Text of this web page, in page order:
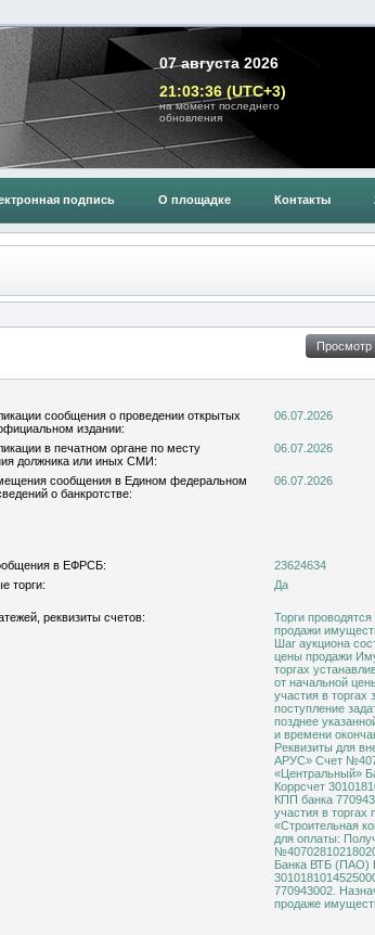
07 августа 2026
21:03:36 (UTC+3)
на момент последнего
обновления
подпись О площадке Контакты
сообщения о проведении открытых
издании:
06.07.2026
в печатном органе по месту
должника или иных СМИ:
06.07.2026
сообщения в Едином федеральном
о банкротстве:
06.07.2026
в ЕФРСБ:
23624634
торги: Да
реквизиты счетов:
Торги
продажи
Шаг аукциона
цены продажи Имущества. Размер
торгах
от начальной
участия в торгах
поступление
позднее
и времени
Реквизиты для внесения
АРУС» Счет №40702810218020000373 В Филиале
«Центральный» Банка
Коррсчет
КПП банка 770943002. Назначение платежа:
участия в
«Строительная компания -
для оплаты: Получатель ООО «СК-АРУС» Счет
№40702810218020000373 В
Банка ВТБ (ПАО) БИК 044525411 Коррсчет
30101810145250000411 ИНН банка
770943002. Назначение платежа: "Оплата в торгах по
продаже